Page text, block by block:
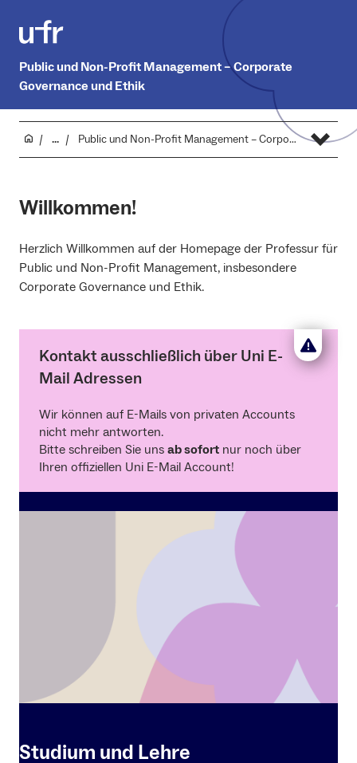
Public und Non-Profit Management – Corporate
Governance und Ethik
... Public und Non-Profit Management – Corporate Governance und Ethik
Willkommen!
Herzlich Willkommen auf der Homepage der Professur für
Public und Non-Profit Management, insbesondere
Corporate Governance und Ethik.
Kontakt ausschließlich über Uni E-
Mail Adressen
Wir können auf E-Mails von privaten Accounts
nicht mehr antworten.
Bitte schreiben Sie uns ab sofort nur noch über
Ihren offiziellen Uni E-Mail Account!
Studium und Lehre